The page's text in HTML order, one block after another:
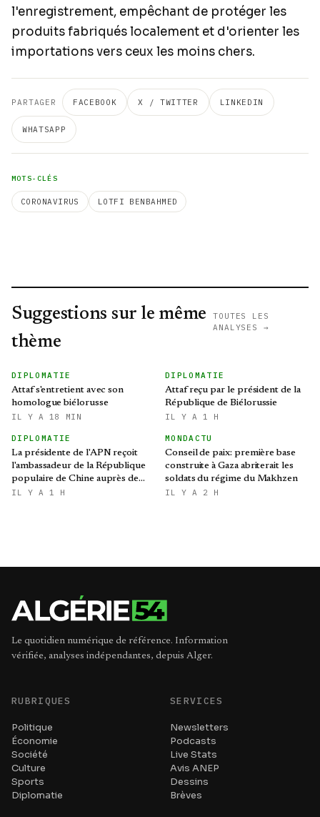
l'enregistrement, empêchant de protéger les
produits fabriqués localement et d'orienter les
importations vers ceux les moins chers.
PARTAGER FACEBOOK X / TWITTER LINKEDIN
WHATSAPP
MOTS-CLÉS
CORONAVIRUS LOTFI BENBAHMED
Suggestions sur le même
thème
TOUTES LES
ANALYSES →
DIPLOMATIE
Attaf s'entretient avec son
homologue biélorusse
IL Y A 18 MIN
DIPLOMATIE
Attaf reçu par le président de la
République de Biélorussie
IL Y A 1 H
DIPLOMATIE
La présidente de l'APN reçoit
l'ambassadeur de la République
populaire de Chine auprès de
l'Algérie
IL Y A 1 H
MONDACTU
Conseil de paix: première base
construite à Gaza abriterait les
soldats du régime du Makhzen
IL Y A 2 H
Le quotidien numérique de référence. Information
vérifiée, analyses indépendantes, depuis Alger.
RUBRIQUES
Politique
Économie
Société
Culture
Sports
Diplomatie
SERVICES
Newsletters
Podcasts
Live Stats
Avis ANEP
Dessins
Brèves